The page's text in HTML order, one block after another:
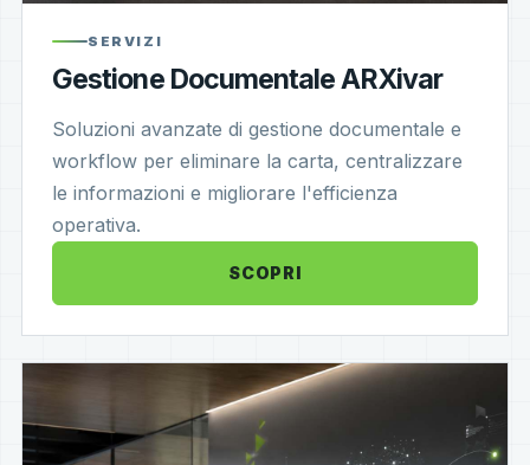
SERVIZI
Gestione Documentale ARXivar
Soluzioni avanzate di gestione documentale e
workflow per eliminare la carta, centralizzare
le informazioni e migliorare l'efficienza
operativa.
SCOPRI